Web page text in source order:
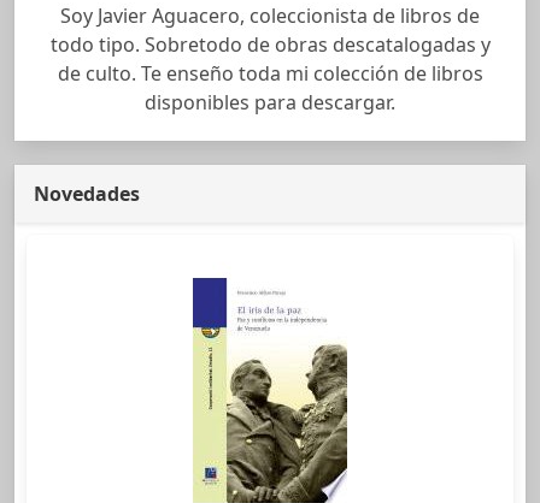
Soy Javier Aguacero, coleccionista de libros de
todo tipo. Sobretodo de obras descatalogadas y
de culto. Te enseño toda mi colección de libros
disponibles para descargar.
Novedades